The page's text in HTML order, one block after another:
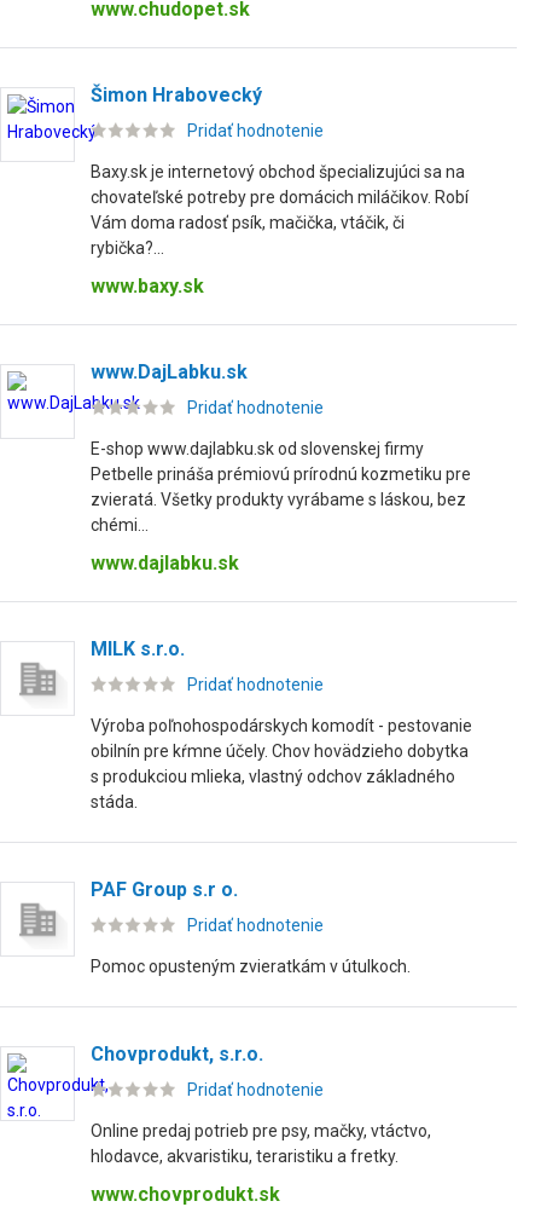
www.chudopet.sk
Šimon Hrabovecký
Pridať hodnotenie
Baxy.sk je internetový obchod špecializujúci sa na
chovateľské potreby pre domácich miláčikov. Robí
Vám doma radosť psík, mačička, vtáčik, či
rybička?...
www.baxy.sk
www.DajLabku.sk
Pridať hodnotenie
E-shop www.dajlabku.sk od slovenskej firmy
Petbelle prináša prémiovú prírodnú kozmetiku pre
zvieratá. Všetky produkty vyrábame s láskou, bez
chémi...
www.dajlabku.sk
MILK s.r.o.
Pridať hodnotenie
Výroba poľnohospodárskych komodít - pestovanie
obilnín pre kŕmne účely. Chov hovädzieho dobytka
s produkciou mlieka, vlastný odchov základného
stáda.
PAF Group s.r o.
Pridať hodnotenie
Pomoc opusteným zvieratkám v útulkoch.
Chovprodukt, s.r.o.
Pridať hodnotenie
Online predaj potrieb pre psy, mačky, vtáctvo,
hlodavce, akvaristiku, teraristiku a fretky.
www.chovprodukt.sk